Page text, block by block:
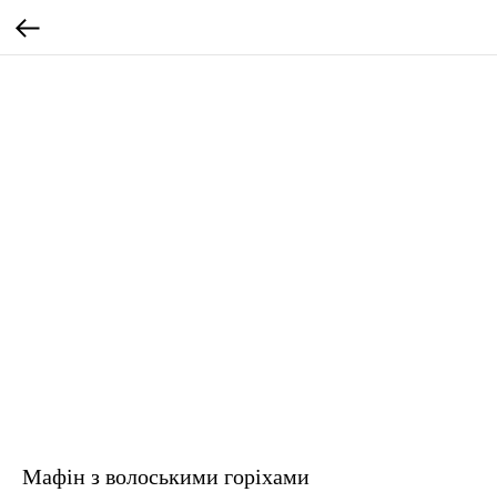
Мафін з волоськими горіхами